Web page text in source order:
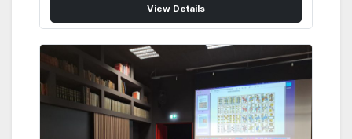
originale specialità svizzera tipicamente invernale,
dedicata agli amanti del formaggio e della buona
febbraio 2026 scrivendo a: circolo@svizzeri.ch
View Details